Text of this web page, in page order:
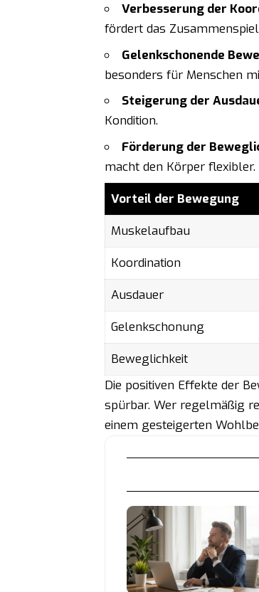
Verbesserung der
fördert das
Gelenkschonende
besonders für Menschen
Steigerung der
Kondition.
Förderung der
macht den Körper flexibler.
Vorteil der Bewegung
Muskelaufbau
Koordination
Ausdauer
Gelenkschonung
Beweglichkeit
Die positiven Effekte der
spürbar. Wer regelmäßig
einem gesteigerten